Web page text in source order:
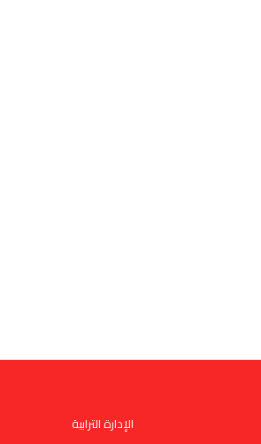
الإدارة الترابية